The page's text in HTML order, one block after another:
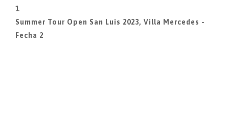
1
Summer Tour Open San Luis 2023, Villa Mercedes -
Fecha 2